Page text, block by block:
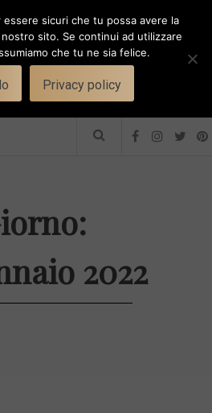
che lavorano
2022
essere sicuri che tu possa avere la
sito. Se continui ad utilizzare
che tu ne sia felice.
Privacy policy